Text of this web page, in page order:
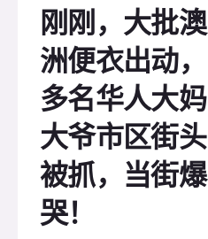
刚刚，大批澳
洲便衣出动，
多名华人大妈
大爷市区街头
被抓，当街爆
哭！